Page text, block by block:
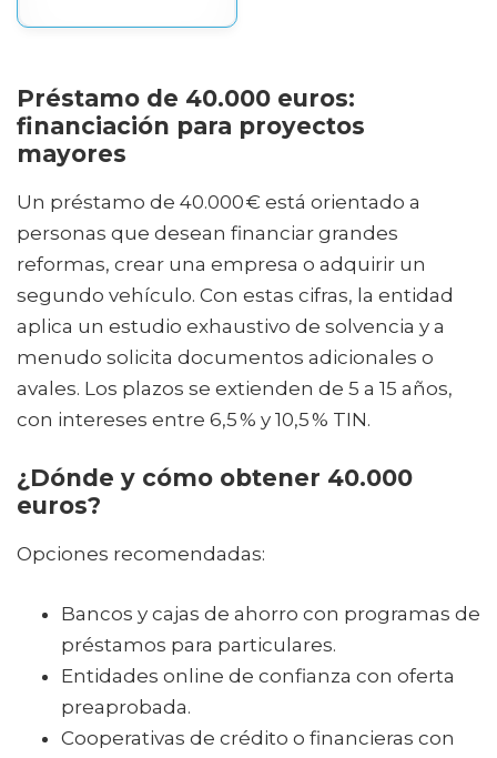
Préstamo de 40.000 euros:
financiación para proyectos
mayores
Un préstamo de 40.000 € está orientado a
personas que desean financiar grandes
reformas, crear una empresa o adquirir un
segundo vehículo. Con estas cifras, la entidad
aplica un estudio exhaustivo de solvencia y a
menudo solicita documentos adicionales o
avales. Los plazos se extienden de 5 a 15 años,
con intereses entre 6,5 % y 10,5 % TIN.
¿Dónde y cómo obtener 40.000
euros?
Opciones recomendadas:
Bancos y cajas de ahorro con programas de
préstamos para particulares.
Entidades online de confianza con oferta
preaprobada.
Cooperativas de crédito o financieras con